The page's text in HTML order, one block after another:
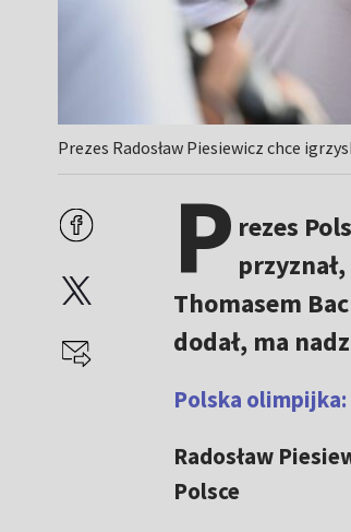
Prezes Radosław Piesiewicz chce
P rezes
Thomasem
dodał, ma
Polska
Radosław
Polsce